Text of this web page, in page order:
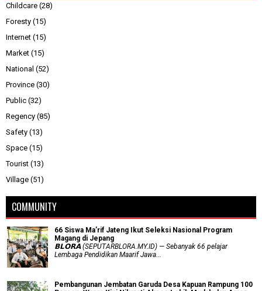
Childcare (28)
Foresty (15)
Internet (15)
Market (15)
National (52)
Province (30)
Public (32)
Regency (85)
Safety (13)
Space (15)
Tourist (13)
Village (51)
COMMUNITY
66 Siswa Ma’rif Jateng Ikut Seleksi Nasional Program
Magang di Jepang
𝗕𝗟𝗢𝗥𝗔 (SEPUTARBLORA.MY.ID) — Sebanyak 66 pelajar
Lembaga Pendidikan Maarif Jawa...
Pembangunan Jembatan Garuda Desa Kapuan Rampung 100